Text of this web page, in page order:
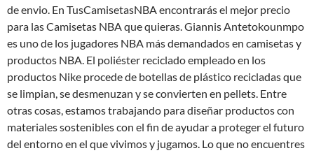
de envio. En TusCamisetasNBA encontrarás el mejor precio
para las Camisetas NBA que quieras. Giannis Antetokounmpo
es uno de los jugadores NBA más demandados en camisetas y
productos NBA. El poliéster reciclado empleado en los
productos Nike procede de botellas de plástico recicladas que
se limpian, se desmenuzan y se convierten en pellets. Entre
otras cosas, estamos trabajando para diseñar productos con
materiales sostenibles con el fin de ayudar a proteger el futuro
del entorno en el que vivimos y jugamos. Lo que no encuentres